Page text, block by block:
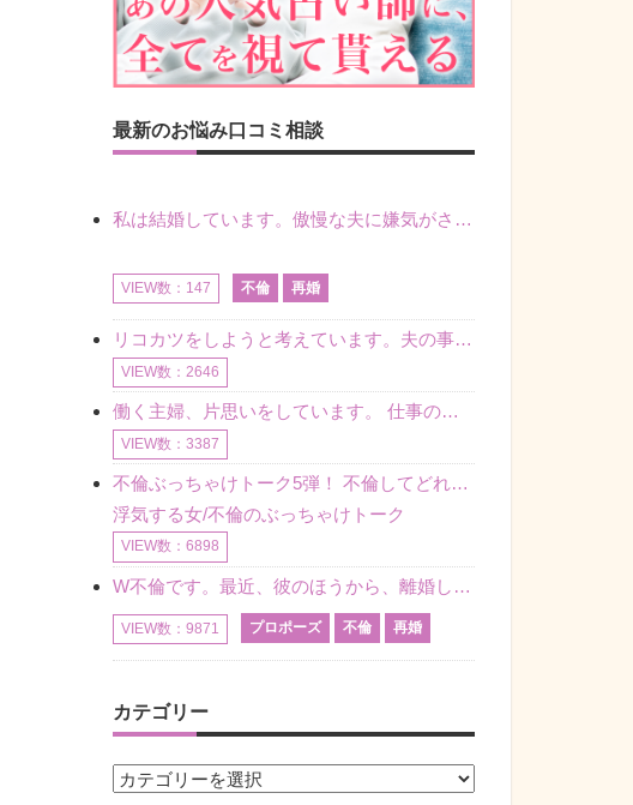
最新のお悩み口コミ相談
私は結婚しています。傲慢な夫に嫌気がさし離婚を考えていたときに、彼と出会いました。彼には恋人がいましたが、話をするうちに、夫とのことを相談するようにな
VIEW数：147 不倫 再婚
リコカツをしようと考えています。夫の事からの愛情を全く感じません。子供がいるので、子供が成長するまではと我慢しています。 まず、お金が必要だと考え、仕事の量も増やしました。ところが、夫は働かず、結局は
VIEW数：2646
働く主婦、片思いをしています。 仕事の相談をしていくうちに、彼のことを好きになりました。私には夫も子供もいます。不倫をしているわけでもなく、もちろん、この気持ちは誰にも話していません。 ラインをする関
VIEW数：3387
不倫ぶっちゃけトーク5弾！ 不倫してどれくらい？ 不倫のあれこれを、なんでもどうぞ♪♪
浮気する女/不倫のぶっちゃけトーク
VIEW数：6898
W不倫です。最近、彼のほうから、離婚して再婚しよう、と言ってきました。ハッキリいうと、そこまでは考えていませんでした。彼を好きな気持ちはあるし、彼なしの生活は考えられません。だけど、離婚して再婚すると
VIEW数：9871 プロポーズ 不倫 再婚
カテゴリー
カ